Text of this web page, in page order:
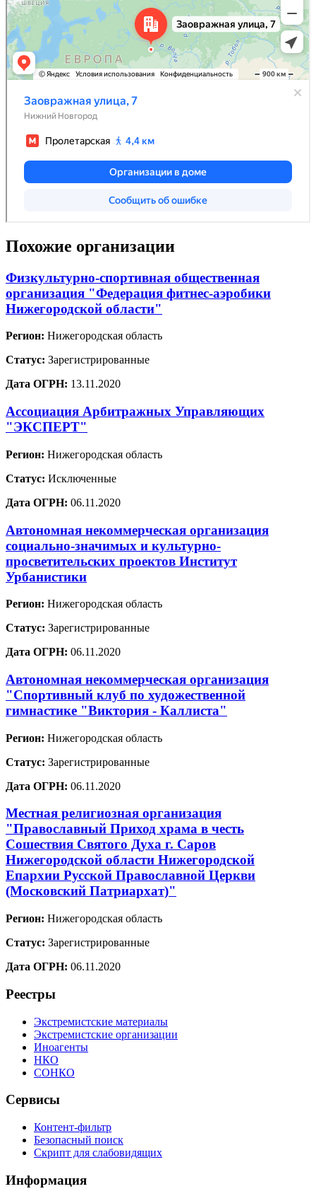
Похожие организации
Физкультурно-спортивная общественная
организация "Федерация фитнес-аэробики
Нижегородской области"
Регион: Нижегородская область
Статус: Зарегистрированные
Дата ОГРН: 13.11.2020
Ассоциация Арбитражных Управляющих
"ЭКСПЕРТ"
Регион: Нижегородская область
Статус: Исключенные
Дата ОГРН: 06.11.2020
Автономная некоммерческая организация
социально-значимых и культурно-
просветительских проектов Институт
Урбанистики
Регион: Нижегородская область
Статус: Зарегистрированные
Дата ОГРН: 06.11.2020
Автономная некоммерческая организация
"Спортивный клуб по художественной
гимнастике "Виктория - Каллиста"
Регион: Нижегородская область
Статус: Зарегистрированные
Дата ОГРН: 06.11.2020
Местная религиозная организация
"Православный Приход храма в честь
Сошествия Святого Духа г. Саров
Нижегородской области Нижегородской
Епархии Русской Православной Церкви
(Московский Патриархат)"
Регион: Нижегородская область
Статус: Зарегистрированные
Дата ОГРН: 06.11.2020
Реестры
Экстремистские материалы
Экстремистские организации
Иноагенты
НКО
СОНКО
Сервисы
Контент-фильтр
Безопасный поиск
Скрипт для слабовидящих
Информация